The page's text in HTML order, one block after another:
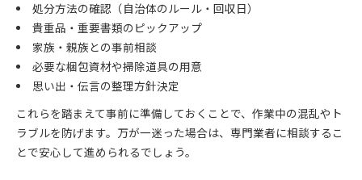
処分方法の確認（自治体のルール・回収日）
貴重品・重要書類のピックアップ
家族・親族との事前相談
必要な梱包資材や掃除道具の用意
思い出・伝言の整理方針決定
これらを踏まえて事前に準備しておくことで、作業中の混乱やト
ラブルを防げます。万が一迷った場合は、専門業者に相談するこ
とで安心して進められるでしょう。